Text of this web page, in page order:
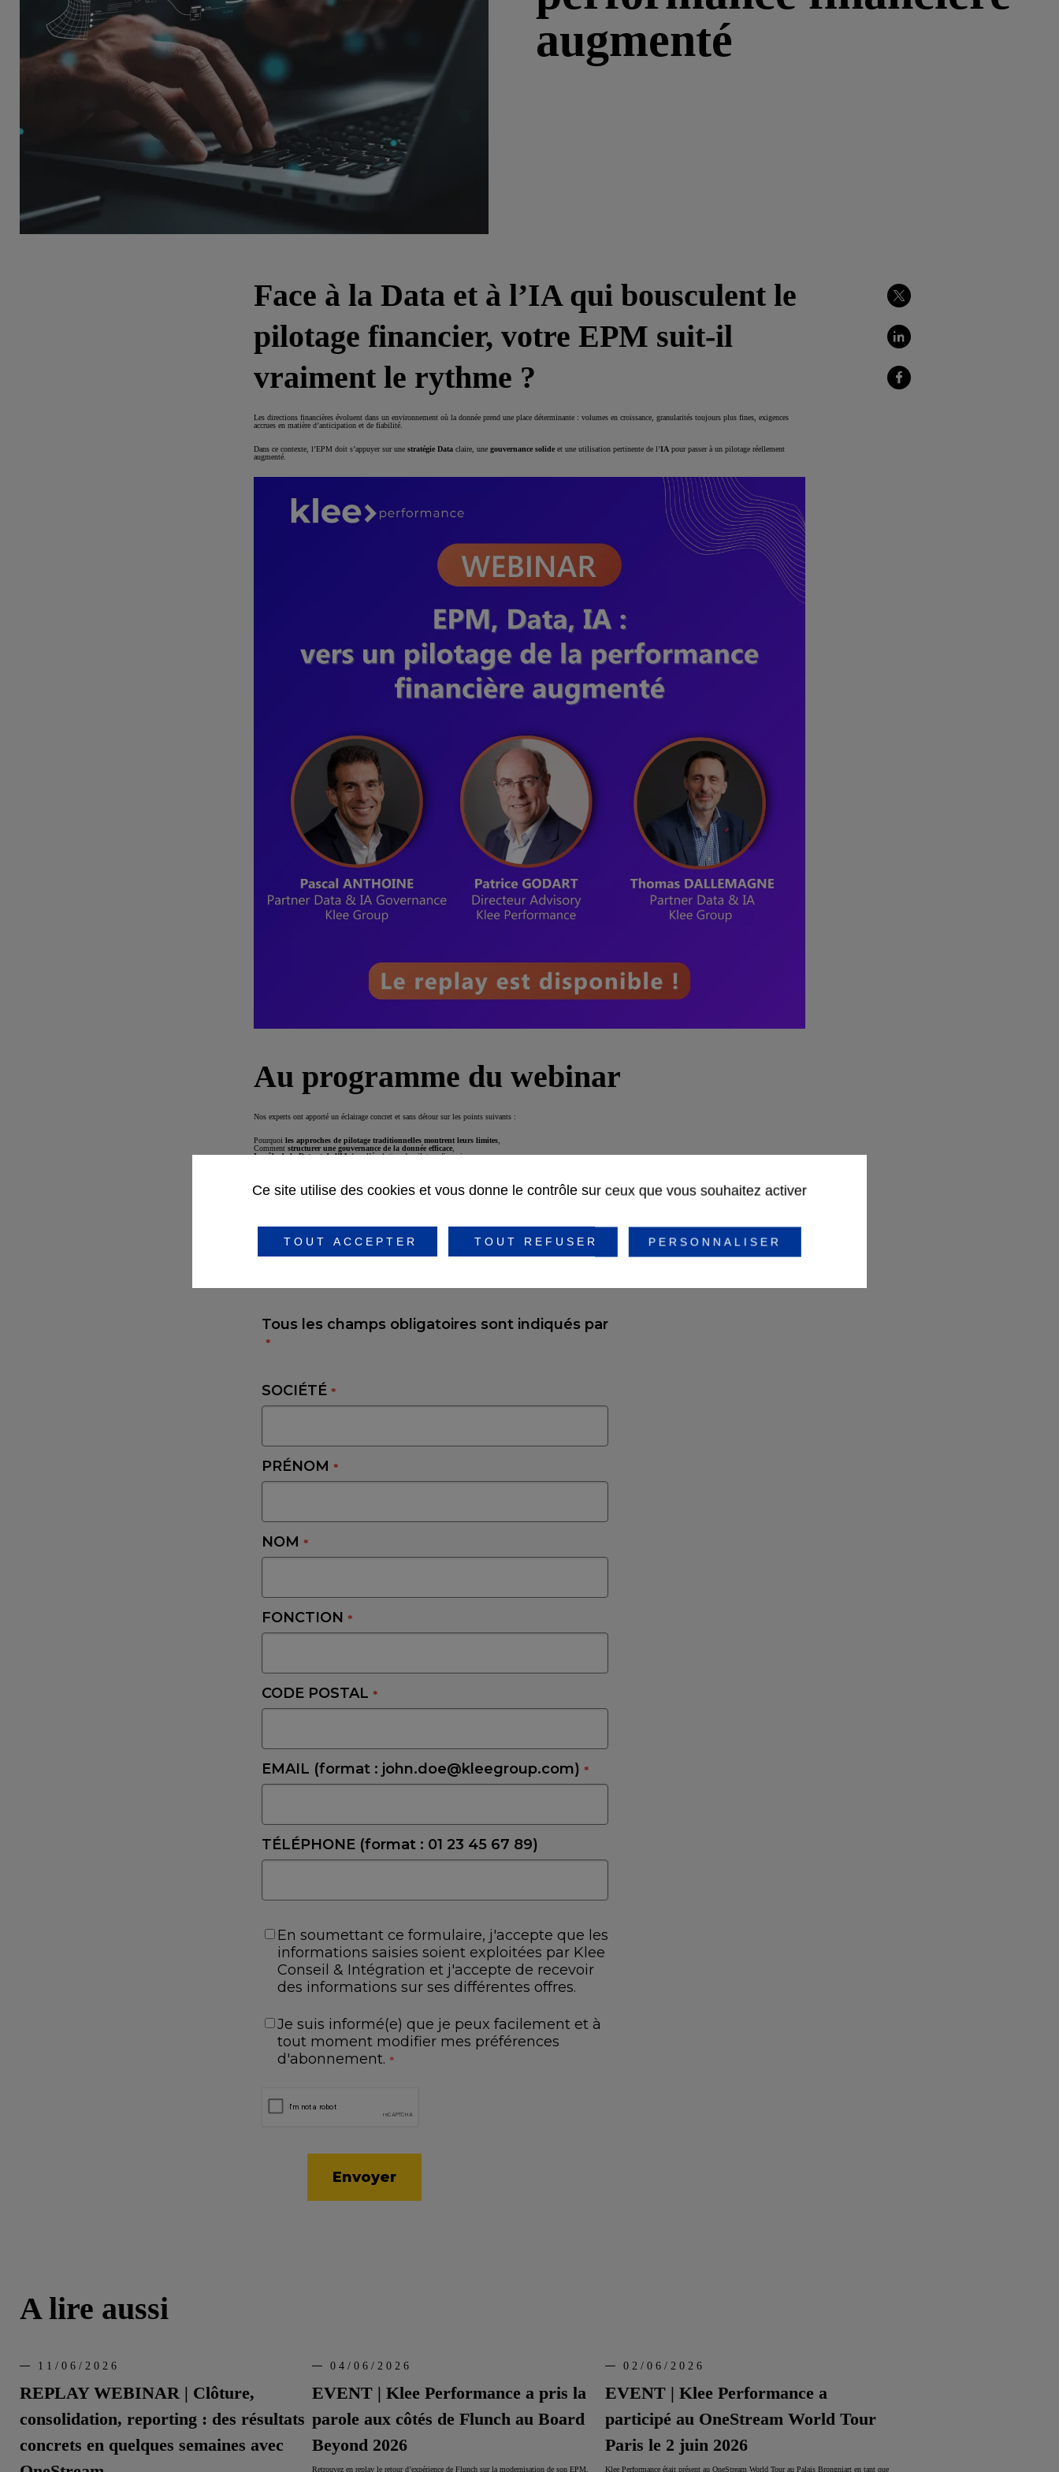
augmenté
Face à la Data et à l’IA qui bousculent le
pilotage financier, votre EPM suit-il
vraiment le rythme ?
Les directions financières évoluent dans un environnement où la donnée prend une place déterminante : volumes en croissance, granularités toujours plus fines, exigences
accrues en matière d’anticipation et de fiabilité.
Dans ce contexte, l’EPM doit s’appuyer sur une stratégie Data claire, une gouvernance solide et une utilisation pertinente de l’IA pour passer à un pilotage réellement
augmenté.
Au programme du webinar
Nos experts ont apporté un éclairage concret et sans détour sur les points suivants :
Pourquoi les approches de pilotage traditionnelles montrent leurs limites
Comment structurer une gouvernance de la donnée efficace
Le rôle de la Data et de l’IAdans l’évolution du pilotage financier,
au replay
Twitter
LinkedIn
A lire aussi
REPLAY WEBINAR | Clôture,
consolidation, reporting : des résultats
concrets en quelques semaines avec
11/06/2026
EVENT | Klee Performance a pris la
parole aux côtés de Flunch au Board
Beyond 2026
04/06/2026
Retrouvez en replay le retour d’expérience de Flunch sur la modernisation de son EPM,
EVENT | Klee Performance a
participé au OneStream World Tour
Paris le 2 juin 2026
02/06/2026
Klee Performance était présent au OneStream World Tour au Palais Brongniart en tant que
Ce site utilise des cookies et vous donne le contrôle sur ceux que vous souhaitez activer
TOUT ACCEPTER TOUT REFUSER PERSONNALISER